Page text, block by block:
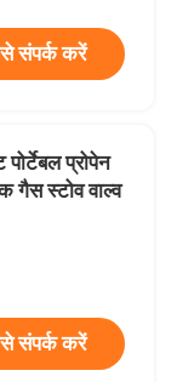
संपर्क करें
प्रोपेन
गैस स्टोव वाल्व
संपर्क करें